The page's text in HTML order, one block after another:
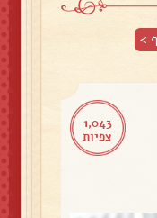
>
1,043
צפיות